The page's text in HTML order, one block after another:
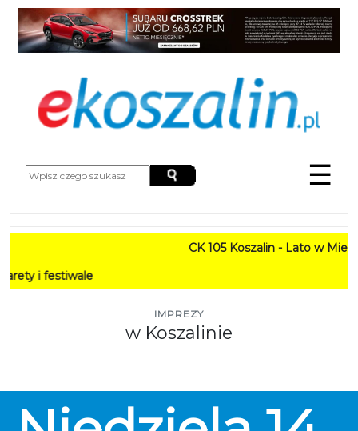
☰
CK 105 Koszalin - Lato w Mieście
IMPREZY
w Koszalinie